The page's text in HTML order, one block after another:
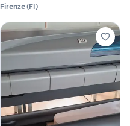
Firenze(FI)